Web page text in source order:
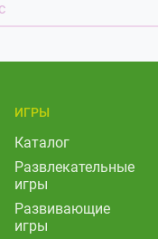
ИГРЫ
Каталог
Развлекательные
игры
Развивающие
игры